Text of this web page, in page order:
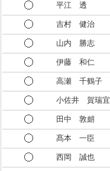
平江 透
吉村 健治
山内 勝志
伊藤 和仁
高瀬 千鶴子
小佐井 賀瑞宜
田中 敦朗
髙本 一臣
西岡 誠也